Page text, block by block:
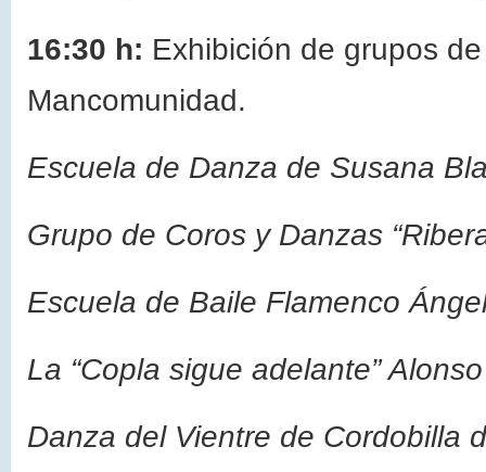
16:30 h: Exhibición de grupos
Mancomunidad.
Escuela de Danza de Susana
Grupo de Coros y Danzas
Escuela de Baile Flamenco
La “Copla sigue adelante”
Danza del Vientre de Cordobilla